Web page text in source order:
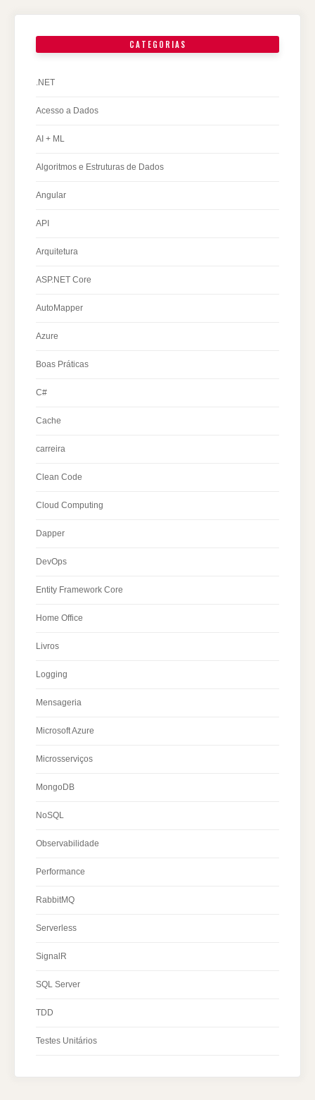
CATEGORIAS
.NET
Acesso a Dados
AI + ML
Algoritmos e Estruturas de Dados
Angular
API
Arquitetura
ASP.NET Core
AutoMapper
Azure
Boas Práticas
C#
Cache
carreira
Clean Code
Cloud Computing
Dapper
DevOps
Entity Framework Core
Home Office
Livros
Logging
Mensageria
Microsoft Azure
Microsserviços
MongoDB
NoSQL
Observabilidade
Performance
RabbitMQ
Serverless
SignalR
SQL Server
TDD
Testes Unitários